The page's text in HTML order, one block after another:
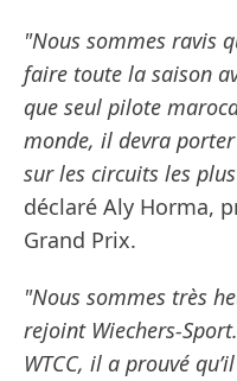
"Nous sommes ravis
faire toute la saison
que seul pilote
monde, il devra
sur les circuits les
déclaré Aly Horma,
Grand Prix.
"Nous sommes très
rejoint Wiechers-
WTCC, il a prouvé